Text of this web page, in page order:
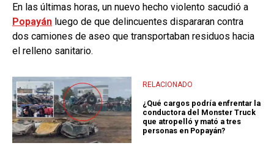
En las últimas horas, un nuevo hecho violento sacudió a
Popayán luego de que delincuentes dispararan contra
dos camiones de aseo que transportaban residuos hacia
el relleno sanitario.
RELACIONADO
¿Qué cargos podría enfrentar la
conductora del Monster Truck
que atropelló y mató a tres
personas en Popayán?